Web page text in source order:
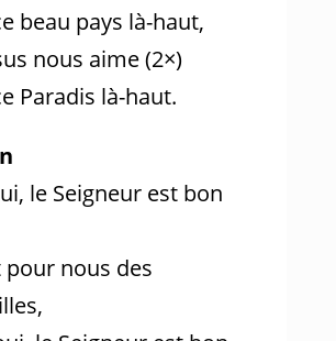
beau pays là-haut,
nous aime (2×)
Paradis là-haut.
le Seigneur est bon
pour nous des